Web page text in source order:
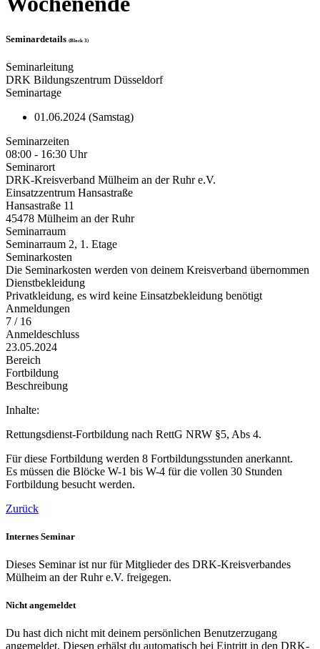
Seminardetails (Block 3)
Seminarleitung
DRK Bildungszentrum Düsseldorf
Seminartage
01.06.2024 (Samstag)
Seminarzeiten
08:00 - 16:30 Uhr
Seminarort
DRK-Kreisverband Mülheim an der Ruhr e.V.
Einsatzzentrum Hansastraße
Hansastraße 11
45478 Mülheim an der Ruhr
Seminarraum
Seminarraum 2, 1. Etage
Seminarkosten
Die Seminarkosten werden von deinem Kreisverband übernommen
Dienstbekleidung
Privatkleidung, es wird keine Einsatzbekleidung benötigt
Anmeldungen
7 / 16
Anmeldeschluss
23.05.2024
Bereich
Fortbildung
Beschreibung
Inhalte:
Rettungsdienst-Fortbildung nach RettG NRW §5, Abs 4.
Für diese Fortbildung werden 8 Fortbildungsstunden anerkannt.
Es müssen die Blöcke W-1 bis W-4 für die vollen 30 Stunden
Fortbildung besucht werden.
Zurück
Internes Seminar
Dieses Seminar ist nur für Mitglieder des DRK-Kreisverbandes
Mülheim an der Ruhr e.V. freigegen.
Nicht angemeldet
Du hast dich nicht mit deinem persönlichen Benutzerzugang
angemeldet. Diesen erhälst du automatisch bei Eintritt in den DRK-